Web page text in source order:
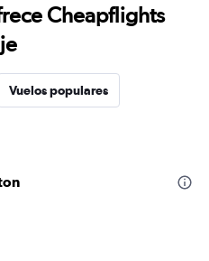
Cheapflights
Vuelos populares